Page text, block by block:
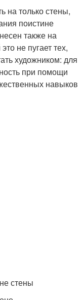
на только стены,
поистине
также на
не пугает тех,
художником: для
при помощи
навыков
стены